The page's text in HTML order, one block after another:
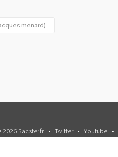
menard)
Bacster.fr Twitter Youtube